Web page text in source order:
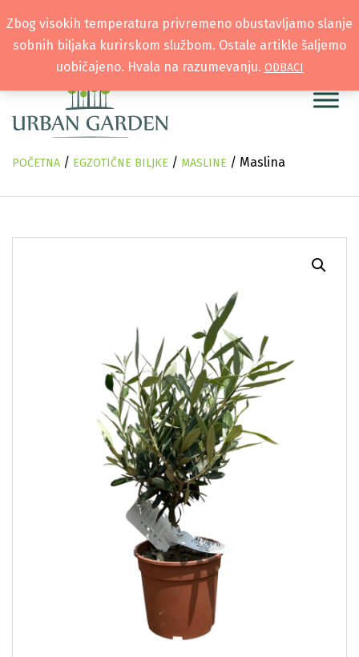
POČETNA / EGZOTIČNE BILJKE / MASLINE / Maslina
Zbog visokih temperatura privremeno obustavljamo slanje
sobnih biljaka kurirskom službom. Ostale artikle šaljemo
uobičajeno. Hvala na razumevanju. ODBACI